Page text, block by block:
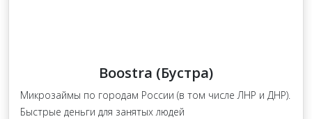
Boostra (Бустра)
Микрозаймы по городам России (в том числе ЛНР и ДНР).
Быстрые деньги для занятых людей